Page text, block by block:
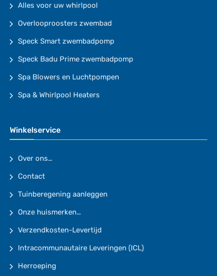
Alles voor uw whirlpool
Overlooproosters zwembad
Speck Smart zwembadpomp
Speck Badu Prime zwembadpomp
Spa Blowers en Luchtpompen
Spa & Whirlpool Heaters
Winkelservice
Over ons…
Contact
Tuinberegening aanleggen
Onze huismerken…
Verzendkosten-Levertijd
Intracommunautaire Leveringen (ICL)
Herroeping